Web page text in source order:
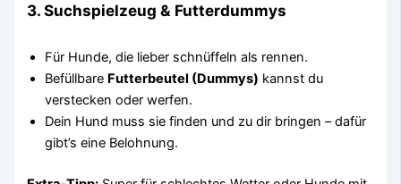
3.Suchspielzeug & Futterdummys
Für Hunde, die lieber schnüffeln als rennen.
Befüllbare Futterbeutel (Dummys) kannst du
verstecken oder werfen.
Dein Hund muss sie finden und zu dir bringen – dafür
gibt’s eine Belohnung.